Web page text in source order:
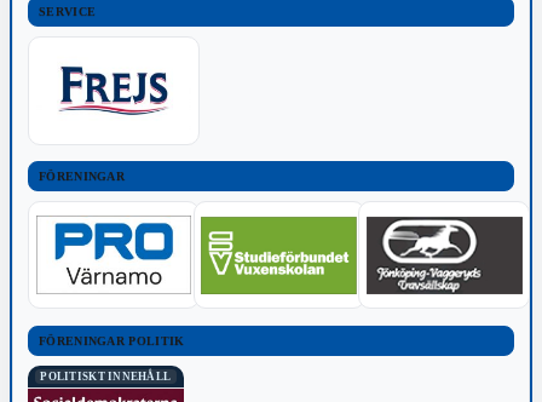
SERVICE
FÖRENINGAR
FÖRENINGAR POLITIK
POLITISKT INNEHÅLL